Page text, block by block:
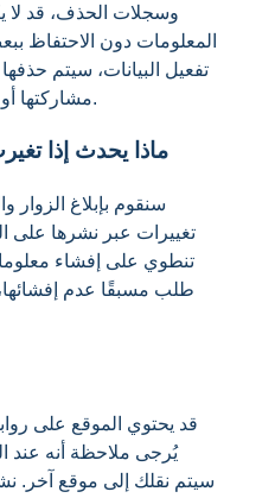
وسجلات الحذف، قد
المعلومات دون الاحتفاظ
تفعيل البيانات، سيتم
مشاركتها أو استخدامها بأي شكل لاحقًا.
ماذا يحدث إذا
سنقوم بإبلاغ الزوار
تغييرات عبر نشرها على
تنطوي على إفشاء
طلب مسبقًا عدم
قد يحتوي الموقع على
يُرجى ملاحظة أنه عند
سيتم نقلك إلى موقع آخر.